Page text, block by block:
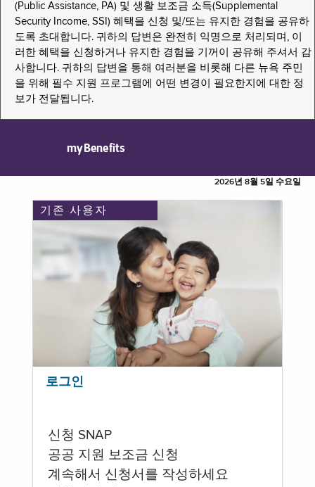
(Public Assistance, PA) 및 생활 보조금 소득(Supplemental
Security Income, SSI) 혜택을 신청 및/또는 유지한 경험을 공유하
도록 초대합니다. 귀하의 답변은 완전히 익명으로 처리되며, 이
러한 혜택을 신청하거나 유지한 경험을 기꺼이 공유해 주셔서 감
사합니다. 귀하의 답변을 통해 여러분을 비롯해 다른 뉴욕 주민
을 위해 필수 지원 프로그램에 어떤 변경이 필요한지에 대한 정
보가 전달됩니다.
myBenefits
2026년 8월 5일 수요일
기존 사용자
로그인
신청 SNAP
공공 지원 보조금 신청
계속해서 신청서를 작성하세요